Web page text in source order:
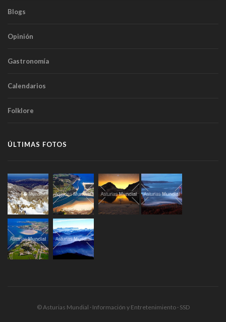
Blogs
Opinión
Gastronomía
Calendarios
Folklore
ÚLTIMAS FOTOS
© Asturias Mundial · Información y Entretenimiento · SSD